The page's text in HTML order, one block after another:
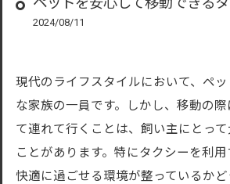
2024/08/11
現代のライフスタイルにおいて、ペ
な家族の一員です。しかし、移動の
て連れて行くことは、飼い主にとっ
ことがあります。特にタクシーを利
快適に過ごせる環境が整っているか